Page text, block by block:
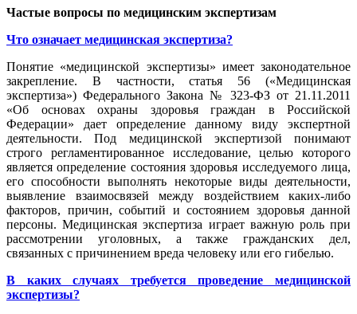
Частые вопросы по медицинским экспертизам
Что означает медицинская экспертиза?
Понятие «медицинской экспертизы» имеет законодательное
закрепление. В частности, статья 56 («Медицинская
экспертиза») Федерального Закона № 323-ФЗ от 21.11.2011
«Об основах охраны здоровья граждан в Российской
Федерации» дает определение данному виду экспертной
деятельности. Под медицинской экспертизой понимают
строго регламентированное исследование, целью которого
является определение состояния здоровья исследуемого лица,
его способности выполнять некоторые виды деятельности,
выявление взаимосвязей между воздействием каких-либо
факторов, причин, событий и состоянием здоровья данной
персоны. Медицинская экспертиза играет важную роль при
рассмотрении уголовных, а также гражданских дел,
связанных с причинением вреда человеку или его гибелью.
В каких случаях требуется проведение медицинской
экспертизы?